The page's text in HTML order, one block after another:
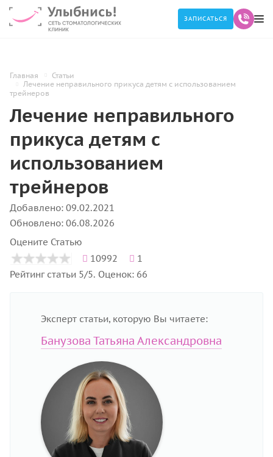
ЗАПИСАТЬСЯ
Главная
Статьи
Лечение неправильного прикуса детям с использованием
трейнеров
Лечение неправильного
прикуса детям с
использованием
трейнеров
Добавлено: 09.02.2021
Обновлено: 06.08.2026
Оцените Статью
10992
1
Рейтинг статьи 5/5. Оценок: 66
Эксперт статьи, которую Вы читаете:
Банузова Татьяна Александровна